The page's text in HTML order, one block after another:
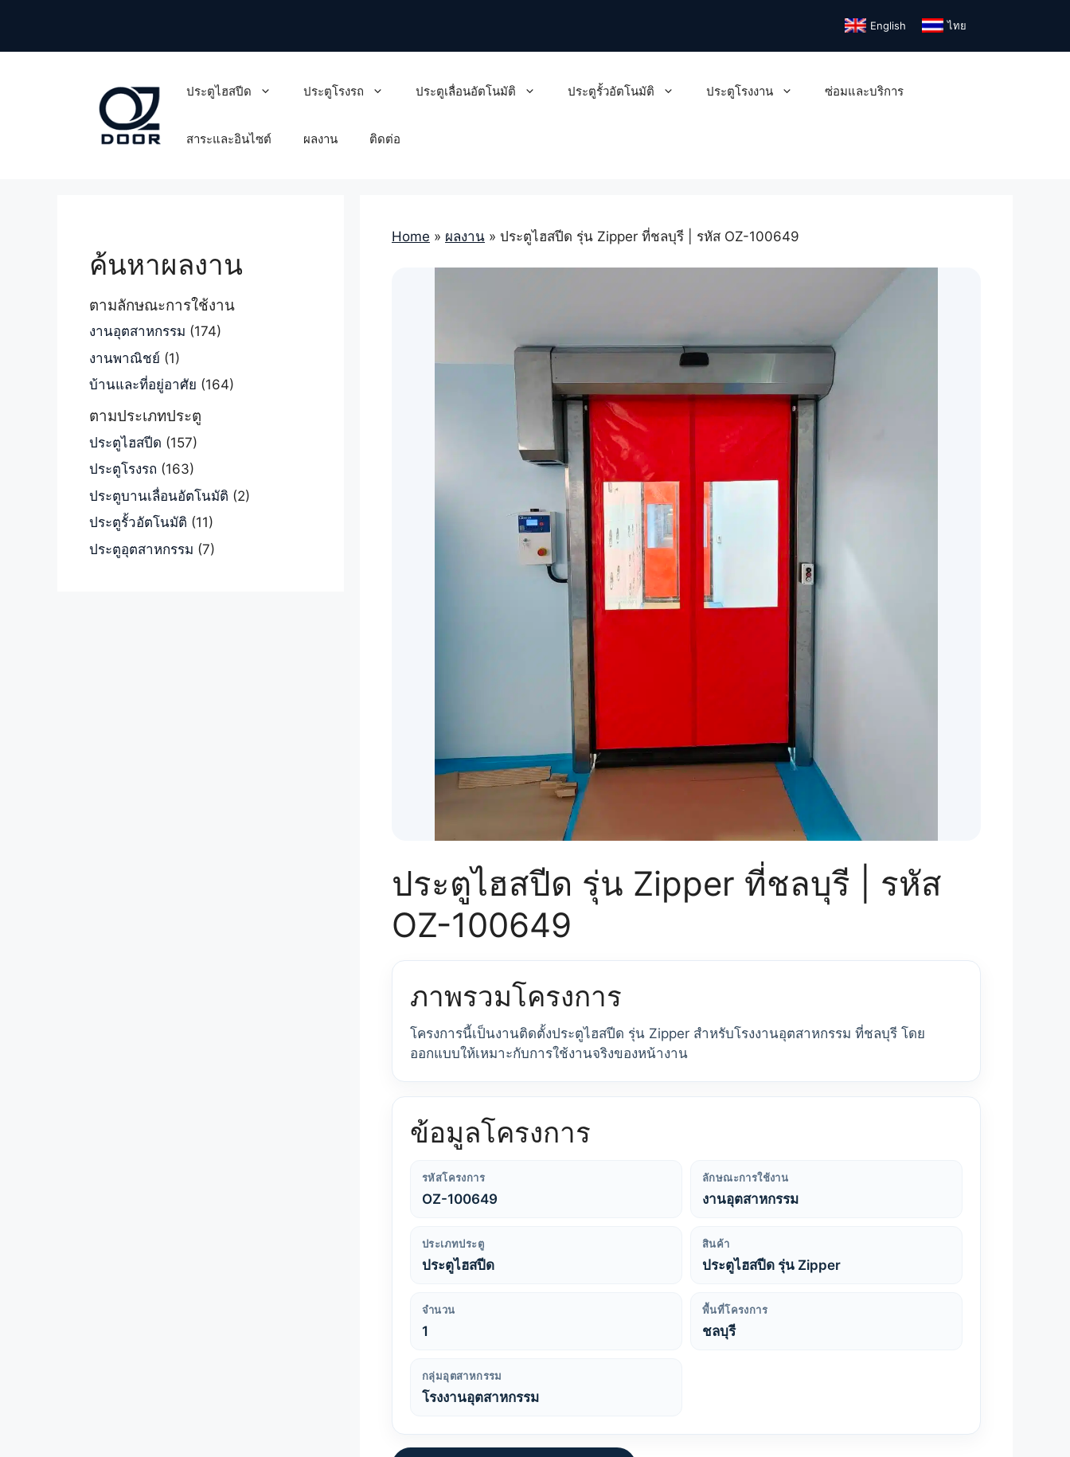
content
English ไทย
ประตูไฮสปีด ประตูโรงรถ ประตูเลื่อนอัตโนมัติ ประตูรั้วอัตโนมัติ ประตูโรงงาน ซ่อมและบริการ
สาระและอินไซต์ ผลงาน ติดต่อ
Home » ผลงาน » ประตูไฮสปีด รุ่น Zipper ที่ชลบุรี | รหัส OZ-100649
ประตูไฮสปีด รุ่น Zipper ที่ชลบุรี | รหัส
OZ-100649
ภาพรวมโครงการ
โครงการนี้เป็นงานติดตั้งประตูไฮสปีด รุ่น Zipper สำหรับโรงงานอุตสาหกรรม ที่ชลบุรี โดย
ออกแบบให้เหมาะกับการใช้งานจริงของหน้างาน
ข้อมูลโครงการ
รหัสโครงการ
OZ-100649
ลักษณะการใช้งาน
งานอุตสาหกรรม
ประเภทประตู
ประตูไฮสปีด
สินค้า
ประตูไฮสปีด รุ่น Zipper
จำนวน
1
พื้นที่โครงการ
ชลบุรี
กลุ่มอุตสาหกรรม
โรงงานอุตสาหกรรม
ค้นหาผลงาน
ตามลักษณะการใช้งาน
งานอุตสาหกรรม (174)
งานพาณิชย์ (1)
บ้านและที่อยู่อาศัย (164)
ตามประเภทประตู
ประตูไฮสปีด (157)
ประตูโรงรถ (163)
ประตูบานเลื่อนอัตโนมัติ (2)
ประตูรั้วอัตโนมัติ (11)
ประตูอุตสาหกรรม (7)